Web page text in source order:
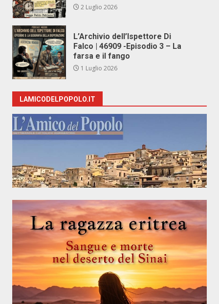
2 Luglio 2026
L’Archivio dell’Ispettore Di
Falco | 46909 -Episodio 3 – La
farsa e il fango
1 Luglio 2026
LAMICODELPOPOLO.IT